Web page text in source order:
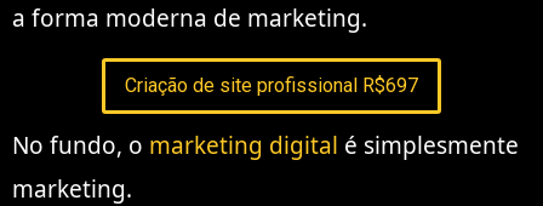
a forma moderna de marketing.
Criação de site profissional R$697
No fundo, o marketing digital é simplesmente
marketing.